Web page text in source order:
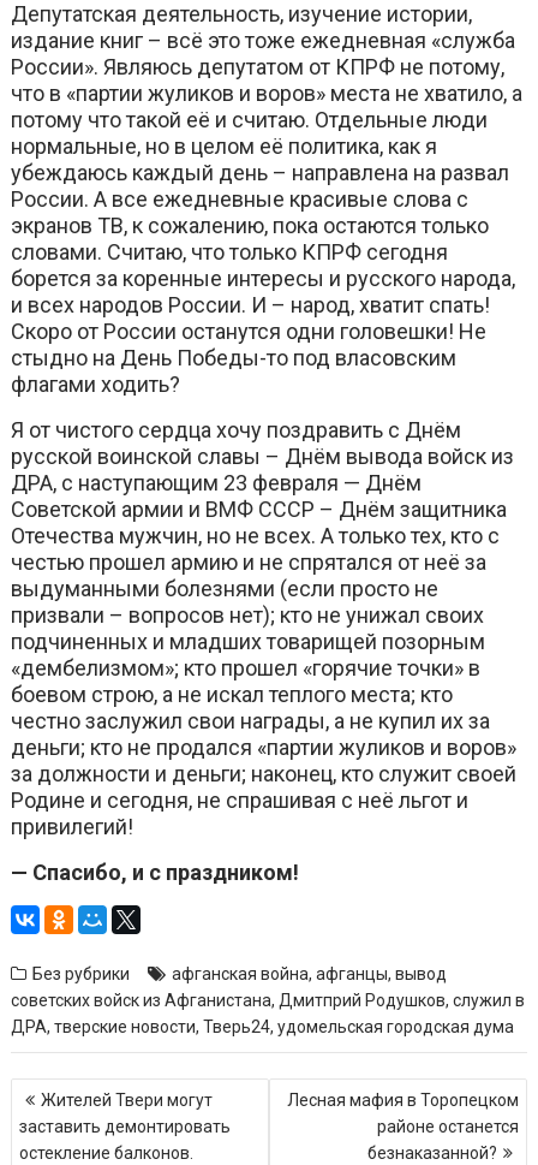
Депутатская деятельность, изучение истории,
издание книг – всё это тоже ежедневная «служба
России». Являюсь депутатом от КПРФ не потому,
что в «партии жуликов и воров» места не хватило, а
потому что такой её и считаю. Отдельные люди
нормальные, но в целом её политика, как я
убеждаюсь каждый день – направлена на развал
России. А все ежедневные красивые слова с
экранов ТВ, к сожалению, пока остаются только
словами. Считаю, что только КПРФ сегодня
борется за коренные интересы и русского народа,
и всех народов России. И – народ, хватит спать!
Скоро от России останутся одни головешки! Не
стыдно на День Победы-то под власовским
флагами ходить?
Я от чистого сердца хочу поздравить с Днём
русской воинской славы – Днём вывода войск из
ДРА, с наступающим 23 февраля — Днём
Советской армии и ВМФ СССР – Днём защитника
Отечества мужчин, но не всех. А только тех, кто с
честью прошел армию и не спрятался от неё за
выдуманными болезнями (если просто не
призвали – вопросов нет); кто не унижал своих
подчиненных и младших товарищей позорным
«дембелизмом»; кто прошел «горячие точки» в
боевом строю, а не искал теплого места; кто
честно заслужил свои награды, а не купил их за
деньги; кто не продался «партии жуликов и воров»
за должности и деньги; наконец, кто служит своей
Родине и сегодня, не спрашивая с неё льгот и
привилегий!
— Спасибо, и с праздником!
Без рубрики афганская война,афганцы,вывод
советских войск из Афганистана,Дмитприй Родушков,служил в
ДРА,тверские новости,Тверь24,удомельская городская дума
Навигация
по
записям
Жителей Твери могут
заставить демонтировать
остекление балконов.
Лесная мафия в Торопецком
районе останется
безнаказанной?